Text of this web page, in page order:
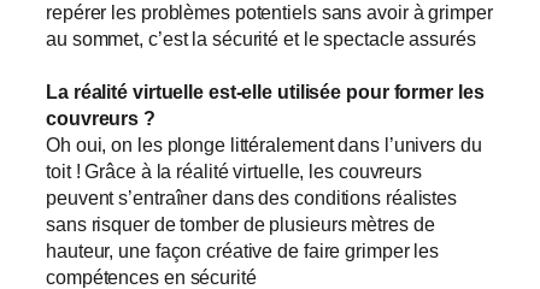
repérer les problèmes potentiels sans avoir à grimper
au sommet, c’est la sécurité et le spectacle assurés
La réalité virtuelle est-elle utilisée pour former les
couvreurs ?
Oh oui, on les plonge littéralement dans l’univers du
toit ! Grâce à la réalité virtuelle, les couvreurs
peuvent s’entraîner dans des conditions réalistes
sans risquer de tomber de plusieurs mètres de
hauteur, une façon créative de faire grimper les
compétences en sécurité